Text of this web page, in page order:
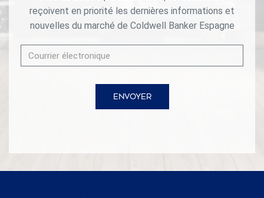
reçoivent en priorité les dernières informations et
nouvelles du marché de Coldwell Banker Espagne
ENVOYER